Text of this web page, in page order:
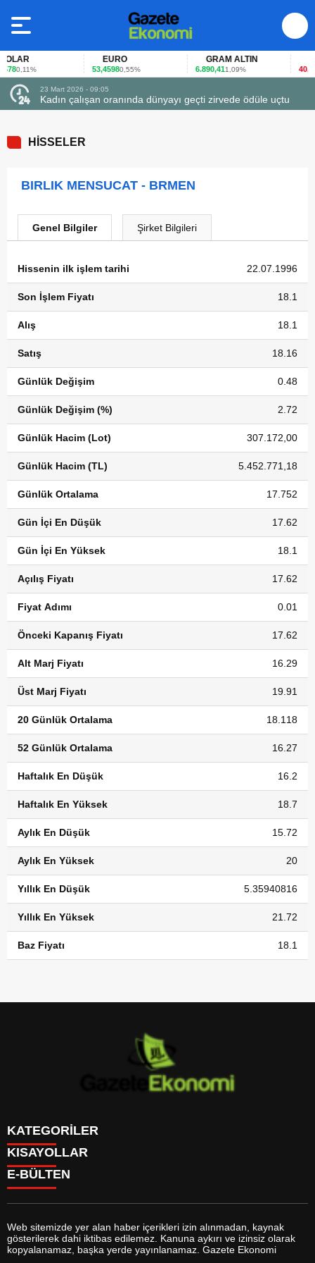
0,11%
EURO
53,45980,55%
GRAM ALTIN
6.890,411,09% 40,65
23 Mart 2026 - 09:05
Kadın çalışan oranında dünyayı geçti zirvede ödüle uçtu
HİSSELER
BIRLIK MENSUCAT - BRMEN
Genel Bilgiler Şirket Bilgileri
Hissenin ilk işlem tarihi 22.07.1996
Son İşlem Fiyatı 18.1
Alış 18.1
Satış 18.16
Günlük Değişim 0.48
Günlük Değişim (%) 2.72
Günlük Hacim (Lot) 307.172,00
Günlük Hacim (TL) 5.452.771,18
Günlük Ortalama 17.752
Gün İçi En Düşük 17.62
Gün İçi En Yüksek 18.1
Açılış Fiyatı 17.62
Fiyat Adımı 0.01
Önceki Kapanış Fiyatı 17.62
Alt Marj Fiyatı 16.29
Üst Marj Fiyatı 19.91
20 Günlük Ortalama 18.118
52 Günlük Ortalama 16.27
Haftalık En Düşük 16.2
Haftalık En Yüksek 18.7
Aylık En Düşük 15.72
Aylık En Yüksek 20
Yıllık En Düşük 5.35940816
Yıllık En Yüksek 21.72
Baz Fiyatı 18.1
KATEGORİLER
GÜNDEM
DÜNYA
SİYASET
MAGAZİN
SAĞLIK
EĞİTİM
YAŞAM
KISAYOLLAR
BURÇLAR
FİKSTÜR
FİRMA EKLE
FİRMA REHBERİ
E-BÜLTEN
gazeteekonomi.com e-bültenine abone olarak, tarafınıza haber,
Web sitemizde yer alan haber içerikleri izin alınmadan, kaynak
gösterilerek dahi iktibas edilemez. Kanuna aykırı ve izinsiz olarak
kopyalanamaz, başka yerde yayınlanamaz. Gazete Ekonomi